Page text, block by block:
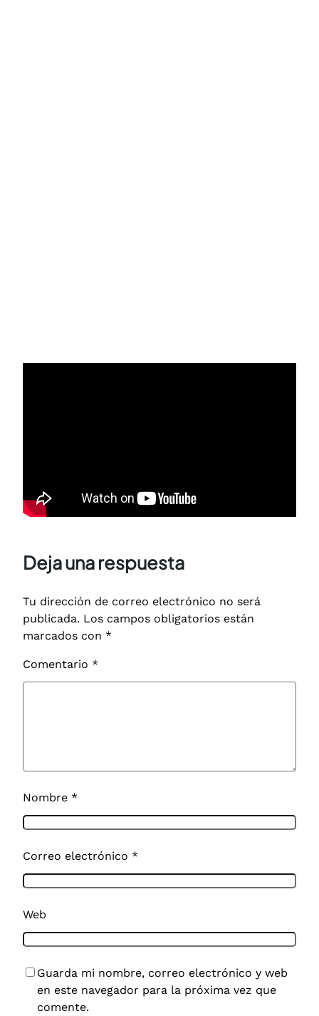
Deja una respuesta
Tu dirección de correo electrónico no será
publicada. Los campos obligatorios están
marcados con *
Comentario *
Nombre *
Correo electrónico *
Web
Guarda mi nombre, correo electrónico y web
en este navegador para la próxima vez que
comente.